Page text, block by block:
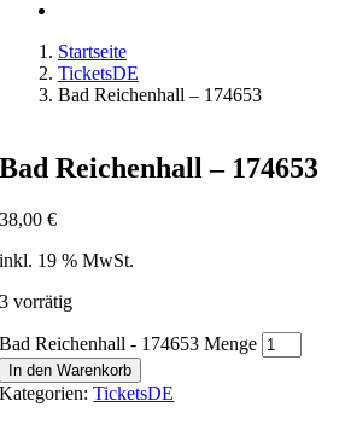
Startseite
TicketsDE
Bad Reichenhall – 174653
Bad Reichenhall – 174653
38,00€
inkl. 19 % MwSt.
3 vorrätig
Bad Reichenhall - 174653 Menge
In den Warenkorb
Kategorien:TicketsDE